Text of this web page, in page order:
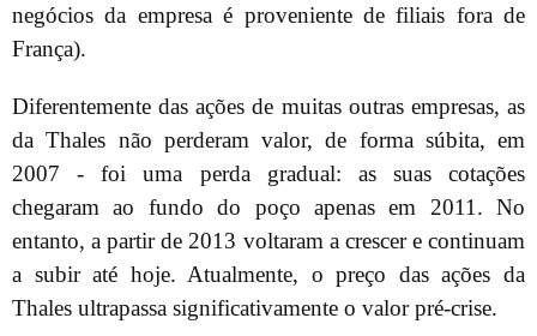
negócios da empresa é proveniente de filiais fora de
França).
Diferentemente das ações de muitas outras empresas, as
da Thales não perderam valor, de forma súbita, em
2007 - foi uma perda gradual: as suas cotações
chegaram ao fundo do poço apenas em 2011. No
entanto, a partir de 2013 voltaram a crescer e continuam
a subir até hoje. Atualmente, o preço das ações da
Thales ultrapassa significativamente o valor pré-crise.